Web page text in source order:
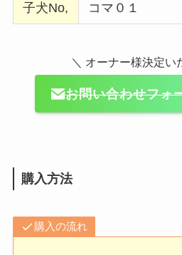
子犬No, コマ０１
＼ オーナー様決定い
お問い合わせフォ
購入方法
購入の流れ